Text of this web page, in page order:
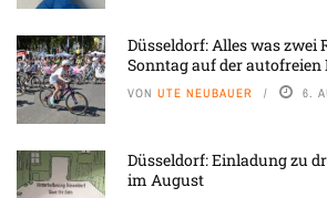
Düsseldorf: Alles was zwei
Sonntag auf der autofreien
VON UTE NEUBAUER 6.
Düsseldorf: Einladung zu
im August